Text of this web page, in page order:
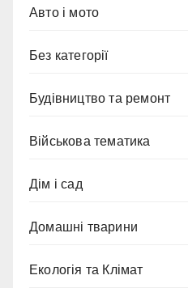
Авто і мото
Без категорії
Будівництво та ремонт
Військова тематика
Дім і сад
Домашні тварини
Екологія та Клімат